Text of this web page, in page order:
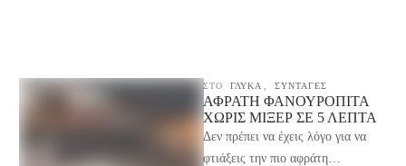
ΣΤΟ ΓΛΥΚΆ ΣΥΝΤΑΓΕΣ
ΑΦΡΆΤΗ ΦΑΝΟΥΡΌΠΙΤΑ
ΧΩΡΊΣ ΜΊΞΕΡ ΣΕ 5 ΛΕΠΤΆ
Δεν πρέπει να έχεις λόγο για να
φτιάξεις την πιο αφράτη